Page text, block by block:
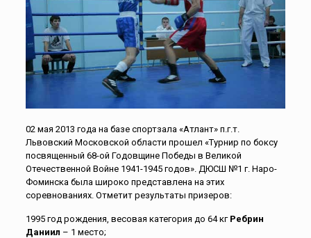
02 мая 2013 года на базе спортзала «Атлант» п.г.т.
Львовский Московской области прошел «Турнир по боксу
посвященный 68-ой Годовщине Победы в Великой
Отечественной Войне 1941-1945 годов». ДЮСШ №1 г. Наро-
Фоминска была широко представлена на этих
соревнованиях. Отметит результаты призеров:
1995 год рождения, весовая категория до 64 кг Ребрин
Даниил – 1 место;